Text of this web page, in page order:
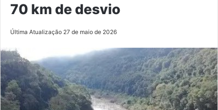
70 km de desvio
Última Atualização 27 de maio de 2026